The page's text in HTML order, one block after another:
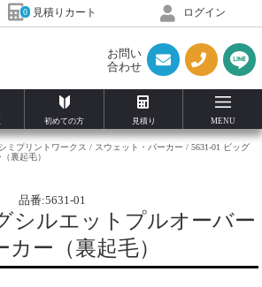
0 見積りカート ログイン
お問い
合わせ
初めての方 見積り MENU
ミプリントワークス スウェット・パーカー
5631-01 ビッグ
裏起毛）
品番:5631-01
シルエットプルオーバー
カー（裏起毛）